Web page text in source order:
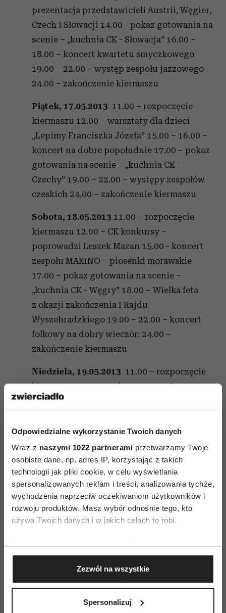
Odpowiedzialne wykorzystanie Twoich danych
Wraz z naszymi 1022 partnerami przetwarzamy Twoje
osobiste dane, np. adres IP, korzystając z takich
technologii jak pliki cookie, w celu wyświetlania
spersonalizowanych reklam i treści, analizowania tychże,
wychodzenia naprzeciw oczekiwaniom użytkowników i
rozwoju produktów. Masz wybór odnośnie tego, kto
używa Twoich danych i w jakich celach to robi.
Jeśli wyrazisz na to zgodę, chcielibyśmy również:
Gromadzić dane dotyczące Twojej lokalizacji
geograficznej z dokładnością nawet do kilku metrów
Identyfikować Twoje urządzenie, aktywnie
(fingerprinting, czyli wirtualny odcisk palca)
Zezwól na wszystkie
Spersonalizuj
prezentacja przedstawicieli Austrii, Węgier,
Czech i Słowacji 14.00 - pokaz gotowania na
scenie – „kuchnia CK - Słowacja” 16.00 –
18.00 – koncert kwartetu smyczkowego
19.00 – 22.00 – występ zespołu jazzowego
24.00 – zakończenie kiermaszu
Piątek, 17.05.2013 11.00 – rozpoczęcie
kiermaszu 12.00 – warsztaty dla dzieci
„Lepimy Franciszka Józefa” 15.00 – 16.00 –
koncert na dobre popołudnie 17.00 – pokaz
gotowania na scenie – „kuchnia CK -
Czechy” 19.00 – 22.00 – występy zespołów
czeskich 24.00 – zakończenie kiermaszu
Sobota, 18.05.2013 11.00 – rozpoczęcie
kiermaszu 12.00 – CK konkursy –
poprowadzi Leszek Mazan 15.00 - koncert
zespołu MAKINO – piosenki morawskie
17.00 – pokaz gotowania na scenie –
„kuchnia CK - Węgry” 18.00 – Wielka feta
z okazji zakończenia I Rajdu
Wyszehradzkiego 19.00 – 22.00 – koncert
folkowy na dobry wieczór: 24.00 –
zakończenie kiermaszu
Niedziela, 19.05.2013 11.00 – rozpoczęcie
kiermaszu 17.00 – pokaz gotowania na
scenie – „kuchnia CK - Austria” 18.00 –
nagród 19.00 – koncert jazzowy 24.00 –
zakończenie kiermaszu